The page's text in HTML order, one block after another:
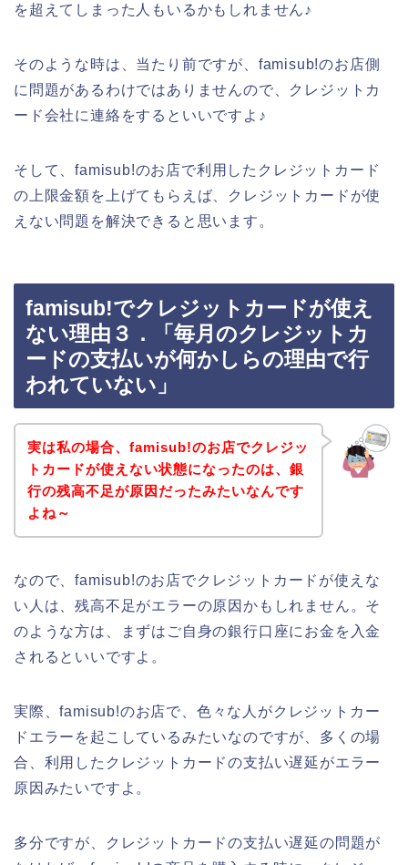
を超えてしまった人もいるかもしれません♪
そのような時は、当たり前ですが、famisub!のお店側
に問題があるわけではありませんので、クレジットカ
ード会社に連絡をするといいですよ♪
そして、famisub!のお店で利用したクレジットカード
の上限金額を上げてもらえば、クレジットカードが使
えない問題を解決できると思います。
famisub!でクレジットカードが使え
ない理由３．「毎月のクレジットカ
ードの支払いが何かしらの理由で行
われていない」
実は私の場合、famisub!のお店でクレジッ
トカードが使えない状態になったのは、銀
行の残高不足が原因だったみたいなんです
よね～
なので、famisub!のお店でクレジットカードが使えな
い人は、残高不足がエラーの原因かもしれません。そ
のような方は、まずはご自身の銀行口座にお金を入金
されるといいですよ。
実際、famisub!のお店で、色々な人がクレジットカー
ドエラーを起こしているみたいなのですが、多くの場
合、利用したクレジットカードの支払い遅延がエラー
原因みたいですよ。
多分ですが、クレジットカードの支払い遅延の問題が